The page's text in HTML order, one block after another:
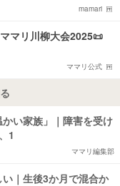
mamari
マリ川柳大会2025📜
ママリ公式
い家族」｜障害を受け
1
ママリ編集部
｜生後3か月で混合か